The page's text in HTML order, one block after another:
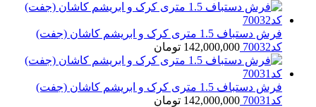
فرش دستباف 1.5 متری کرک و ابریشم کاشان (جفت)
کد70032
142,000,000 تومان
فرش دستباف 1.5 متری کرک و ابریشم کاشان (جفت)
کد70031
142,000,000 تومان